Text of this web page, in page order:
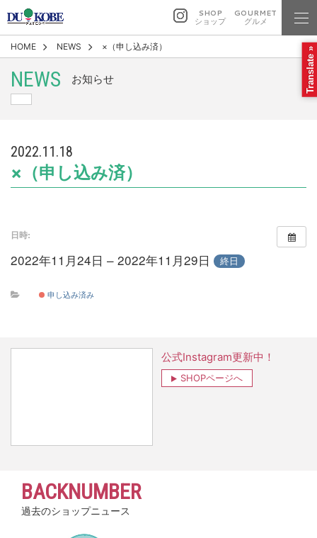
SHOP
ショップ
GOURMET
グルメ
HOME NEWS ×（申し込み済）
NEWS お知らせ
2022.11.18
×（申し込み済）
日時:
2022年11月24日 – 2022年11月29日 終日
申し込み済み
公式Instagram更新中！
SHOPページへ
BACKNUMBER
過去のショップニュース
Translate »